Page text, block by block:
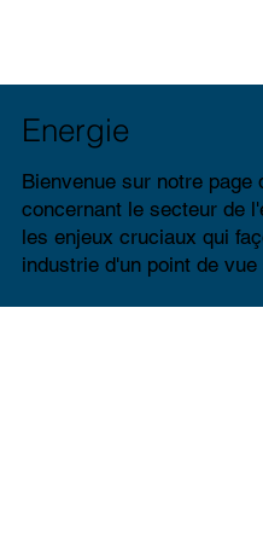
Energie
Bienvenue sur notre page
concernant le secteur de
les enjeux cruciaux qui
industrie d'un point de